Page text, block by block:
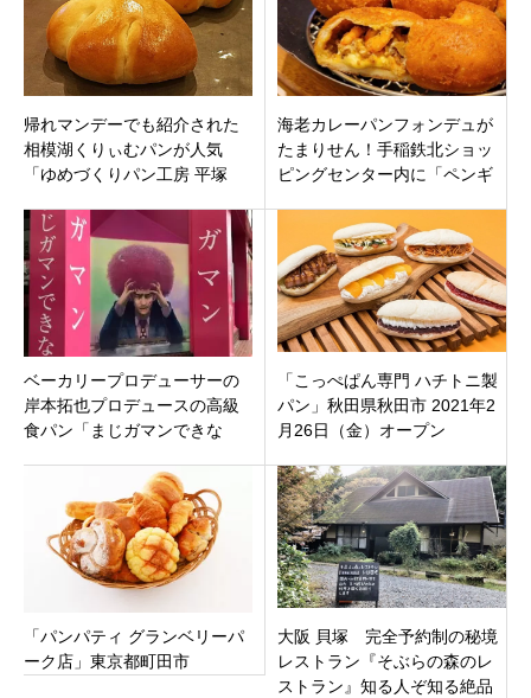
帰れマンデーでも紹介された
相模湖くりぃむパンが人気
「ゆめづくりパン工房 平塚
平塚秦野線沿いにオープン
海老カレーパンフォンデュが
たまりせん！手稲鉄北ショッ
ピングセンター内に「ペンギ
月18日オープン
ベーカリープロデューサーの
岸本拓也プロデュースの高級
食パン「まじガマンできな
「こっぺぱん専門 ハチトニ製
パン」秋田県秋田市 2021年2
月26日（金）オープン
「パンパティ グランベリーパ
ーク店」東京都町田市
大阪 貝塚 完全予約制の秘境
レストラン『そぶらの森のレ
ストラン』知る人ぞ知る絶品